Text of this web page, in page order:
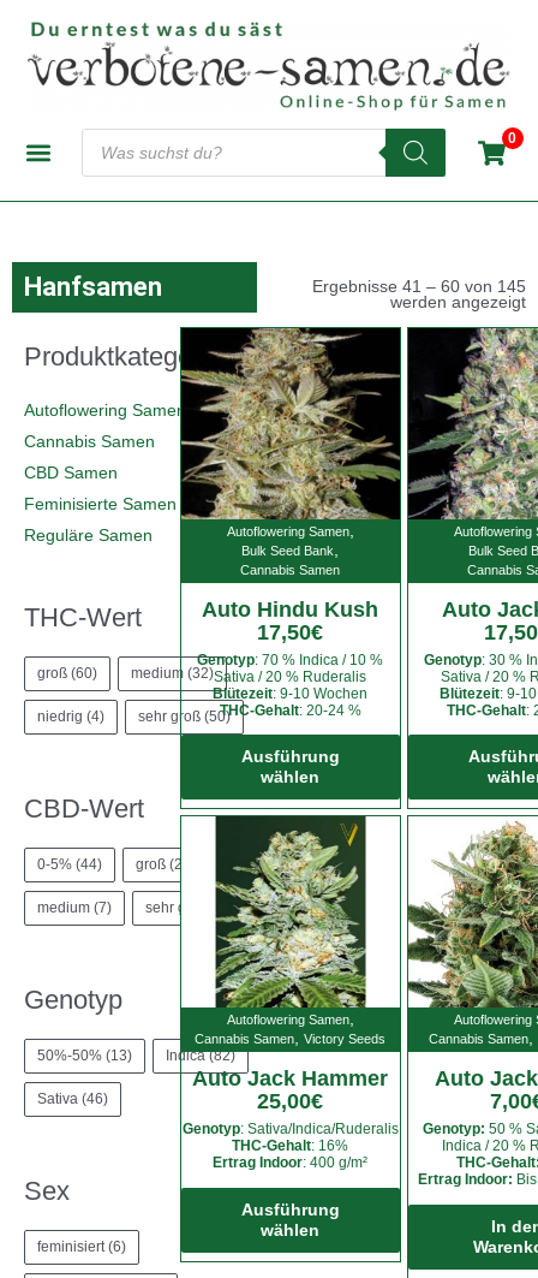
Inhalt
springen
Products
search
0
Hanfsamen
Produktkategorien
Autoflowering Samen
(145)
Cannabis Samen
(846)
CBD Samen
(10)
Feminisierte Samen
(480)
Reguläre Samen
(4)
THC-Wert
groß (60) medium (32)
niedrig (4) sehr groß (50)
CBD-Wert
0-5% (44) groß (2)
medium (7) sehr groß
Genotyp
50%-50% (13) Indica (82)
Sativa (46)
Sex
feminisiert (6)
Ergebnisse 41 – 60 von 145
werden angezeigt
Autoflowering Samen,
Bulk Seed Bank
Cannabis Samen
Auto Hindu Kush
17,50€
Genotyp: 70 % Indica / 10 %
Sativa / 20 % Ruderalis
Blütezeit: 9-10 Wochen
THC-Gehalt: 20-24 %
Ausführung
wählen
mehrere
Optionen
können
der
Produktseite
gewählt
werden
Autoflowering
Bulk Seed
Cannabis
Auto
17,50
Genotyp: 30 %
Sativa / 20 %
Blütezeit: 9-
THC-Gehalt:
Autoflowering Samen,
Cannabis Samen, Victory Seeds
Auto Jack Hammer
25,00€
Genotyp: Sativa/Indica/Ruderalis
THC-Gehalt: 16%
Ertrag Indoor: 400 g/m²
Ausführung
wählen
Dieses
Produkt
mehrere
Autoflowering
Cannabis Samen,
Auto
7,00
Genotyp: 50 %
Indica / 20 %
THC-
Ertrag Indoor:
In